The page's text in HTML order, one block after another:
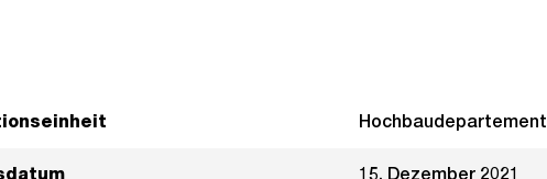
Hochbaudepartement
15. Dezember 2021